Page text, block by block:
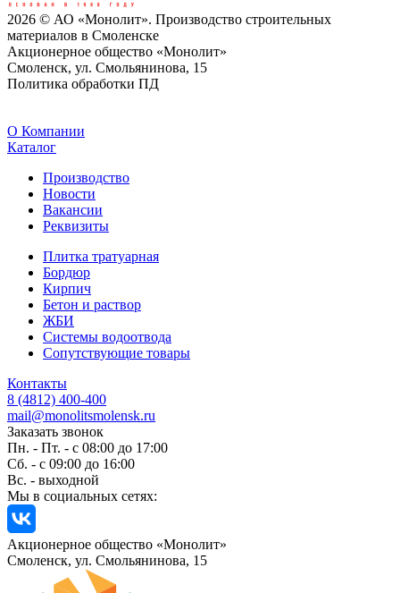
2026 © АО «Монолит». Производство строительных
материалов в Смоленске
Акционерное общество «Монолит»
Смоленск, ул. Смольянинова, 15
Политика обработки ПД
O Компании
Каталог
Производство
Новости
Вакансии
Реквизиты
Плитка тратуарная
Бордюр
Кирпич
Бетон и раствор
ЖБИ
Системы водоотвода
Сопутствующие товары
Контакты
8 (4812) 400-400
mail@monolitsmolensk.ru
Заказать звонок
Пн. - Пт. - с 08:00 до 17:00
Сб. - с 09:00 до 16:00
Вс. - выходной
Мы в социальных сетях:
Акционерное общество «Монолит»
Смоленск, ул. Смольянинова, 15